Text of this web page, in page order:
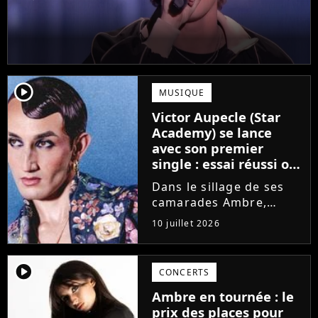
player2 MUSIQUE
Victor Aupecle (Star
Academy) se lance
avec son premier
single : essai réussi ou
manqué ? Voici notre
avis !
Dans le sillage de ses
camarades Ambre,
Bastiaan ou Melissa,
Victor Aupecle lance
son projet musical ce
vendredi 10 juillet avec
la parution du single Je
fais de mon mieux. Le
demi-finaliste...
10 juillet 2026
player2 CONCERTS
Ambre en tournée : le
prix des places pour